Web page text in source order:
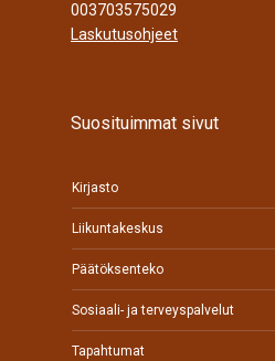
003703575029
Laskutusohjeet
Suosituimmat sivut
Kirjasto
Liikuntakeskus
Päätöksenteko
Sosiaali- ja terveyspalvelut
Tapahtumat